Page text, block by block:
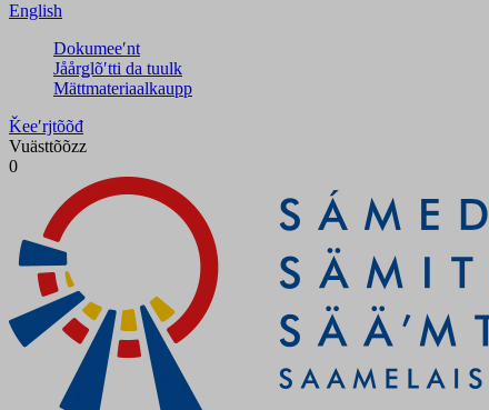
English
Dokumeeʹnt
Jåårǥlõʹtti da tuulk
Mättmateriaalkaupp
Ǩeeʹrjtõõđ
Vuästtõõzz
0